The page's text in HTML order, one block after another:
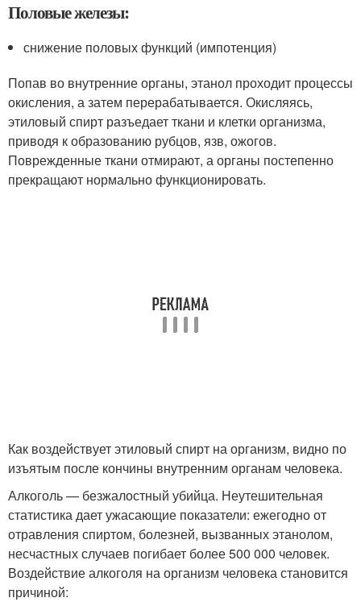
Половые железы:
снижение половых функций (импотенция)
Попав во внутренние органы, этанол проходит процессы
окисления, а затем перерабатывается. Окисляясь,
этиловый спирт разъедает ткани и клетки организма,
приводя к образованию рубцов, язв, ожогов.
Поврежденные ткани отмирают, а органы постепенно
прекращают нормально функционировать.
Как воздействует этиловый спирт на организм, видно по
изъятым после кончины внутренним органам человека.
Алкоголь — безжалостный убийца. Неутешительная
статистика дает ужасающие показатели: ежегодно от
отравления спиртом, болезней, вызванных этанолом,
несчастных случаев погибает более 500 000 человек.
Воздействие алкоголя на организм человека становится
причиной: